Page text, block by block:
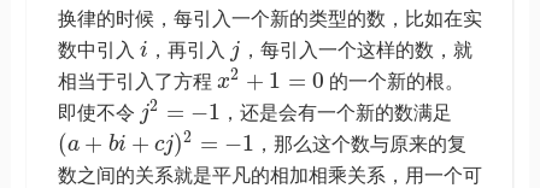
换律的时候，每引入一个新的类型的数，比如在实
数中引入 i ，再引入 j ，每引入一个这样的数，就
相当于引入了方程 x2 + 1 = 0 的一个新的根。
即使不令 j2 = −1 ，还是会有一个新的数满足
(a + bi + cj)2 = −1 ，那么这个数与原来的复
数之间的关系就是平凡的相加相乘关系，用一个可